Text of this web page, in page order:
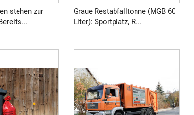
stehen zur
Graue Restabfalltonne (MGB 60
Liter): Sportplatz, R...